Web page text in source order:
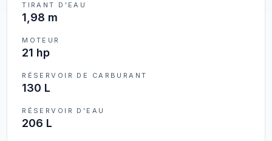
TIRANT D'EAU
1,98 m
MOTEUR
21 hp
RÉSERVOIR DE CARBURANT
130 L
RÉSERVOIR D'EAU
206 L